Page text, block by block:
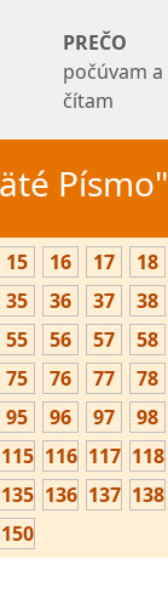
PREČO
počúvam a
čítam
Písmo"
15 16 17 18
35 36 37 38
55 56 57 58
75 76 77 78
95 96 97 98
115 116 117 118
135 136 137 138
150